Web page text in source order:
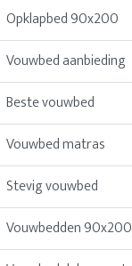
Opklapbed 90x200
Vouwbed aanbieding
Beste vouwbed
Vouwbed matras
Stevig vouwbed
Vouwbedden 90x200